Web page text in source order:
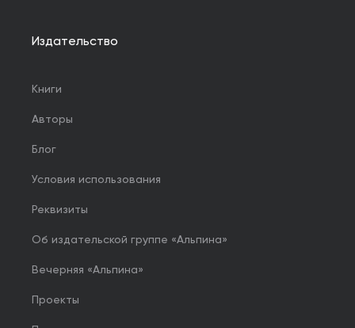
Издательство
Книги
Авторы
Блог
Условия использования
Реквизиты
Об издательской группе «Альпина»
Вечерняя «Альпина»
Проекты